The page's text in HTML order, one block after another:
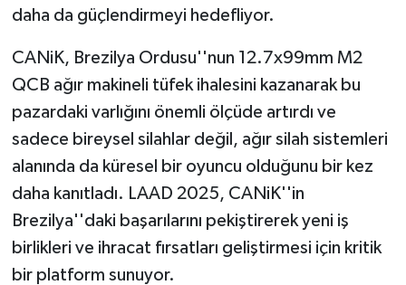
daha da güçlendirmeyi hedefliyor.
CANiK, Brezilya Ordusu''nun 12.7x99mm M2
QCB ağır makineli tüfek ihalesini kazanarak bu
pazardaki varlığını önemli ölçüde artırdı ve
sadece bireysel silahlar değil, ağır silah sistemleri
alanında da küresel bir oyuncu olduğunu bir kez
daha kanıtladı. LAAD 2025, CANiK''in
Brezilya''daki başarılarını pekiştirerek yeni iş
birlikleri ve ihracat fırsatları geliştirmesi için kritik
bir platform sunuyor.